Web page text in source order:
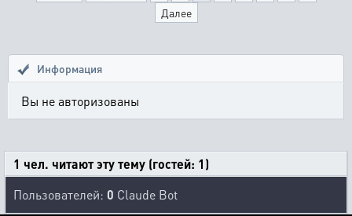
Далее
Информация
Вы не авторизованы
1 чел. читают эту тему (гостей: 1)
Пользователей: 0 Claude Bot